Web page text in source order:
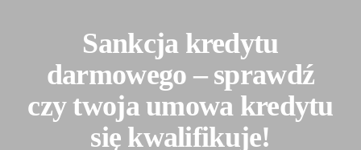
Sankcja kredytu
darmowego – sprawdź
czy twoja umowa kredytu
się kwalifikuje!